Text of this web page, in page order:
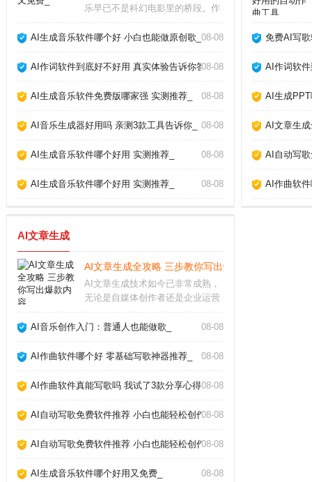
乐早已不是科幻电影里的桥段。作
几款AI生成音乐软件，发现它们确
头配乐甚至完整歌曲，但不同软件
AI生成音乐软件哪个好 小白也能做原创歌_ 08-08
AI作词软件到底好不好用 真实体验告诉你答案_
08-08
AI生成音乐软件免费版哪家强 实测推荐_ 08-08
AI音乐生成器好用吗 亲测3款工具告诉你_ 08-08
AI生成音乐软件哪个好用 实测推荐_ 08-08
AI生成音乐软件哪个好用 实测推荐_ 08-08
免费AI写
AI作词软
AI生成
AI文章生
AI自动写
AI作曲软
AI文章生成
AI文章生成全攻略 三步教你写出爆款内容_
AI文章生成技术如今已非常成熟，
无论是自媒体创作者还是企业运营
内容。但很多人只停留在“复制粘
正潜力。要想让AI写出符合需求、
AI音乐创作入门：普通人也能做歌_ 08-08
AI作曲软件哪个好 零基础写歌神器推荐_ 08-08
AI作曲软件真能写歌吗 我试了3款分享心得_08-08
AI自动写歌免费软件推荐 小白也能轻松创作_08-08
AI自动写歌免费软件推荐 小白也能轻松创作_08-08
AI生成音乐软件哪个好用又免费_ 08-08